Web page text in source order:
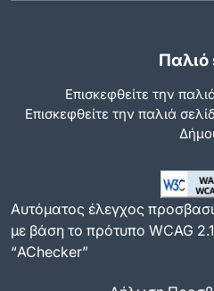
Παλιό
Επισκεφθείτε την
Eπισκεφθείτε την παλιά
Αυτόματος έλεγχος
με βάση το πρότυπο WCAG
“AChecker”